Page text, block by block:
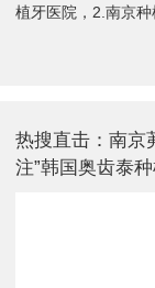
植牙医院，2.南京
热搜直击：南京
注”韩国奥齿泰